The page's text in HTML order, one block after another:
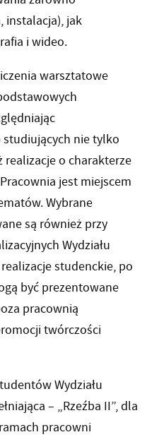
instalacja), jak
i wideo.
warsztatowe
nie tylko
realizacje o charakterze
jest miejscem
Wybrane
są również przy
Wydziału
realizacje studenckie, po
być prezentowane
pracownią
twórczości
Wydziału
– „Rzeźba II”, dla
pracowni